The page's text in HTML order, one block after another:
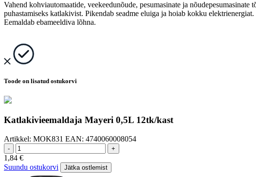
Vahend kohviautomaatide, veekeedunõude, pesumasinate ja nõudepesumasinate
puhastamiseks katlakivist. Pikendab seadme eluiga ja hoiab kokku elektrienergiat.
Eemaldab ebameeldiva lõhna.
Toode on lisatud ostukorvi
Katlakivieemaldaja Mayeri 0,5L 12tk/kast
Artikkel: MOK831 EAN: 4740060008054
- +
1,84 €
Suundu ostukorvi
Jätka ostlemist